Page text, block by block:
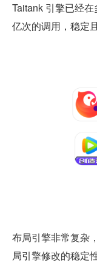
Taitank 引擎已经
亿次的调用，稳定
布局引擎非常复杂
局引擎修改的稳定